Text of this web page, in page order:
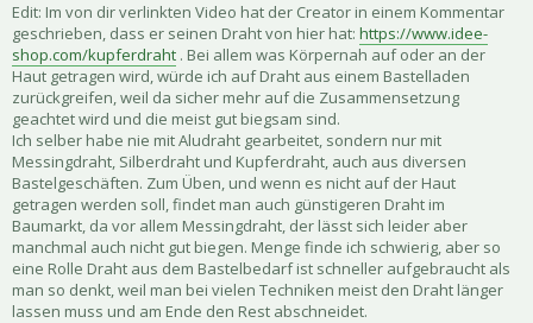
Edit: Im von dir verlinkten Video hat der Creator in einem Kommentar
geschrieben, dass er seinen Draht von hier hat: https://www.idee-
shop.com/kupferdraht . Bei allem was Körpernah auf oder an der
Haut getragen wird, würde ich auf Draht aus einem Bastelladen
zurückgreifen, weil da sicher mehr auf die Zusammensetzung
geachtet wird und die meist gut biegsam sind.
Ich selber habe nie mit Aludraht gearbeitet, sondern nur mit
Messingdraht, Silberdraht und Kupferdraht, auch aus diversen
Bastelgeschäften. Zum Üben, und wenn es nicht auf der Haut
getragen werden soll, findet man auch günstigeren Draht im
Baumarkt, da vor allem Messingdraht, der lässt sich leider aber
manchmal auch nicht gut biegen. Menge finde ich schwierig, aber so
eine Rolle Draht aus dem Bastelbedarf ist schneller aufgebraucht als
man so denkt, weil man bei vielen Techniken meist den Draht länger
lassen muss und am Ende den Rest abschneidet.